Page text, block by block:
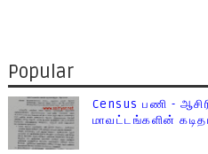
Popular
Census பணி -
மாவட்டங்களின்